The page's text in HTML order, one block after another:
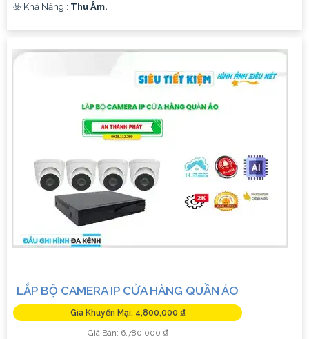
️☣️ Khả Năng : Thu Âm.
LẮP BỘ CAMERA IP CỬA HÀNG QUẦN ÁO
Giá Khuyến Mại: 4,800,000 ₫
Giá Bán: 6,780,000 ₫